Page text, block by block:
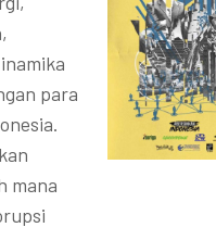
para
mana